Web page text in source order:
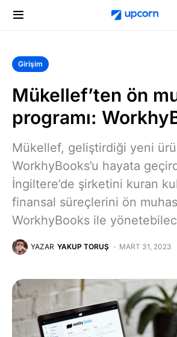
Girişim
Mükellef’ten ön
programı:
Mükellef, geliştirdiği yeni
WorkhyBooks’u hayata
İngiltere’de şirketini kuran
finansal süreçlerini ön
WorkhyBooks ile
YAZAR YAKUP TORUŞ MART 31, 2023